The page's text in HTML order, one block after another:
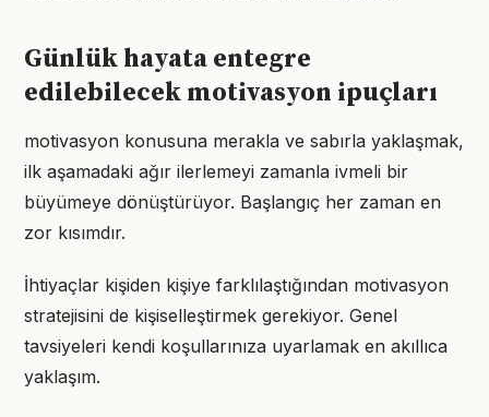
Günlük hayata entegre
edilebilecek motivasyon ipuçları
motivasyon konusuna merakla ve sabırla yaklaşmak,
ilk aşamadaki ağır ilerlemeyi zamanla ivmeli bir
büyümeye dönüştürüyor. Başlangıç her zaman en
zor kısımdır.
İhtiyaçlar kişiden kişiye farklılaştığından motivasyon
stratejisini de kişiselleştirmek gerekiyor. Genel
tavsiyeleri kendi koşullarınıza uyarlamak en akıllıca
yaklaşım.